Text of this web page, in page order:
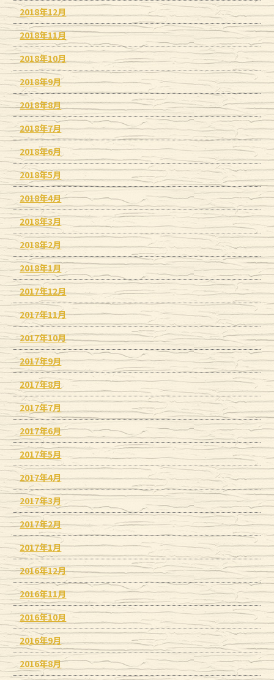
2018年12月
2018年11月
2018年10月
2018年9月
2018年8月
2018年7月
2018年6月
2018年5月
2018年4月
2018年3月
2018年2月
2018年1月
2017年12月
2017年11月
2017年10月
2017年9月
2017年8月
2017年7月
2017年6月
2017年5月
2017年4月
2017年3月
2017年2月
2017年1月
2016年12月
2016年11月
2016年10月
2016年9月
2016年8月